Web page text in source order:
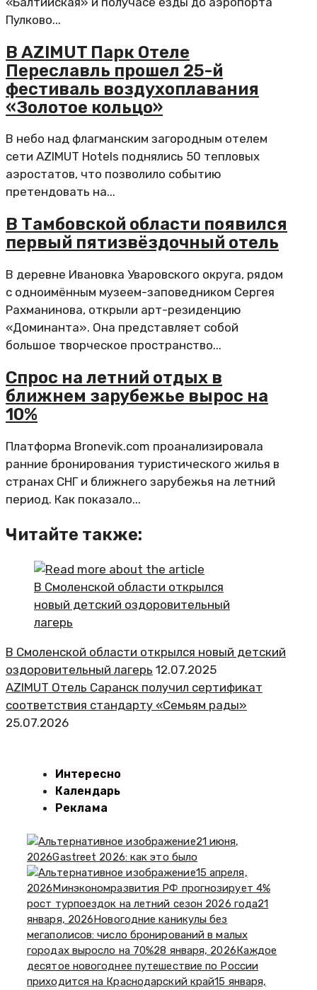
Пулково...
В AZIMUT Парк Отеле
Переславль прошел 25-й
фестиваль воздухоплавания
«Золотое кольцо»
В небо над флагманским загородным отелем
сети AZIMUT Hotels поднялись 50 тепловых
аэростатов, что позволило событию
претендовать на...
В Тамбовской области появился
первый пятизвёздочный отель
В деревне Ивановка Уваровского округа, рядом
с одноимённым музеем-заповедником Сергея
Рахманинова, открыли арт-резиденцию
«Доминанта». Она представляет собой
большое творческое пространство...
Спрос на летний отдых в
ближнем зарубежье вырос на
10%
Платформа Bronevik.com проанализировала
ранние бронирования туристического жилья в
странах СНГ и ближнего зарубежья на летний
период. Как показало...
Читайте также:
В Смоленской области открылся новый детский
оздоровительный лагерь 12.07.2025
AZIMUT Отель Саранск получил сертификат
соответствия стандарту «Семьям рады»
25.07.2026
Интересно
Календарь
Реклама
21 июня,
2026Gastreet 2026: как это было
15 апреля,
2026Минэкономразвития РФ прогнозирует 4%
рост турпоездок на летний сезон 2026 года21
января, 2026Новогодние каникулы без
мегаполисов: число бронирований в малых
городах выросло на 70%28 января, 2026Каждое
десятое новогоднее путешествие по России
приходится на Краснодарский край15 января,